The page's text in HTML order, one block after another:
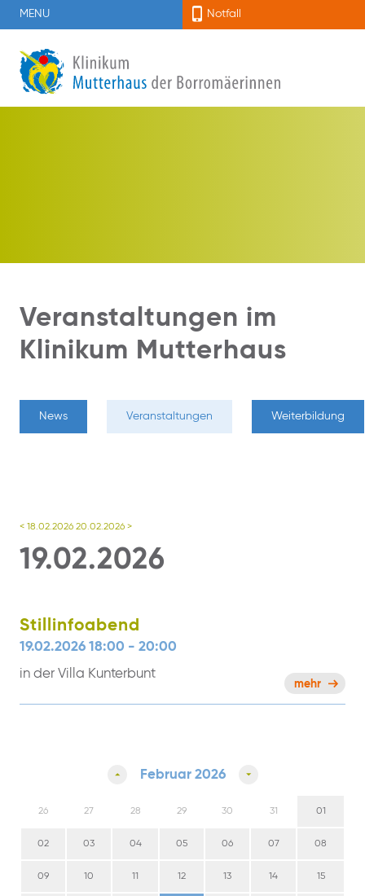
MENU Notfall
Veranstaltungen im
Klinikum Mutterhaus
News Veranstaltungen Weiterbildung
< 18.02.2026 20.02.2026 >
19.02.2026
Stillinfoabend
19.02.2026 18:00 - 20:00
in der Villa Kunterbunt
mehr
Februar 2026
26 27 28 29 30 31 01
02 03 04 05 06 07 08
09 10 11 12 13 14 15